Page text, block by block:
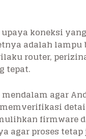
koneksi
adalah
router,
tepat.
agar
firmware
agar proses tetap